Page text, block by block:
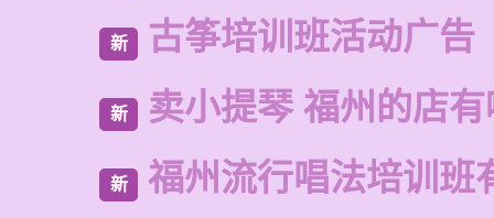
新 古筝培训班活动广告
新 卖小提琴 福州的店
新 福州流行唱法培训班